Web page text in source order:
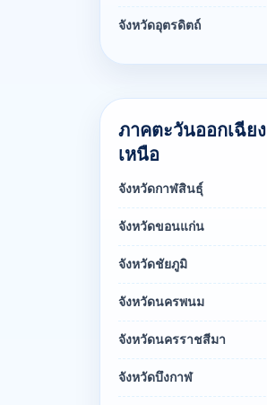
จังหวัดอุตรดิตถ์
ภาคตะวันออกเฉียง
เหนือ
จังหวัดกาฬสินธุ์
จังหวัดขอนแก่น
จังหวัดชัยภูมิ
จังหวัดนครพนม
จังหวัดนครราชสีมา
จังหวัดบึงกาฬ